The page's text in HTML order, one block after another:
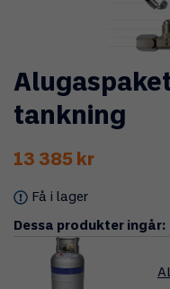
tankning
13 385 kr
Få i lager
Dessa produkter ingår: